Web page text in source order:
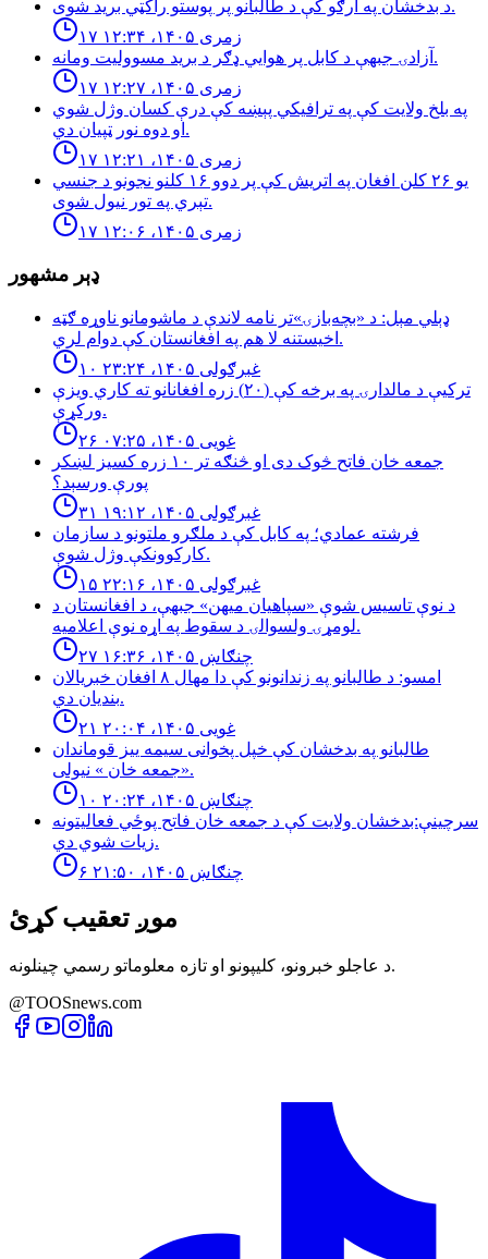
د بدخشان په ارګو کې د طالبانو پر پوستو راکټي برید شوی.
۱۷ زمری ۱۴۰۵، ۱۲:۳۴
آزادۍ جبهې د کابل پر هوايي ډګر د برید مسوولیت ومانه.
۱۷ زمری ۱۴۰۵، ۱۲:۲۷
په بلخ ولایت کې په ترافیکي پېښه کې درې کسان وژل شوي
او دوه نور ټپیان دي.
۱۷ زمری ۱۴۰۵، ۱۲:۲۱
یو ۲۶ کلن افغان په اتریش کې پر دوو ۱۶ کلنو نجونو د جنسي
تېري په تور نیول شوی.
۱۷ زمری ۱۴۰۵، ۱۲:۰۶
ډېر مشهور
ډېلي مېل: د «بچه‌بازۍ»تر نامه لاندې د ماشومانو ناوړه ګټه
اخیستنه لا هم په افغانستان کې دوام لري.
۱۰ غبرګولی ۱۴۰۵، ۲۳:۲۴
تركيې د مالدارۍ په برخه كې (٢٠) زره افغانانو ته كاري ويزې
وركړې.
۲۶ غویی ۱۴۰۵، ۰۷:۲۵
جمعه خان فاتح څوک دی او څنګه تر ۱۰ زره کسیز لښکر
پورې ورسېد؟
۳۱ غبرګولی ۱۴۰۵، ۱۹:۱۲
فرشته عمادي؛ په کابل کې د ملګرو ملتونو د سازمان
کارکوونکې وژل شوې.
۱۵ غبرګولی ۱۴۰۵، ۲۲:۱۶
د نوې تاسیس شوې «سپاهیان میهن» جبهې، د افغانستان د
لومړۍ ولسوالۍ د سقوط په اړه نوې اعلامیه.
۲۷ چنګاښ ۱۴۰۵، ۱۶:۳۶
امسو: د طالبانو په زندانونو كې دا مهال ٨ افغان خبريالان
بنديان دي.
۲۱ غویی ۱۴۰۵، ۲۰:۰۴
طالبانو په بدخشان كې خپل پخوانى سيمه ييز قوماندان
«جمعه خان » نيولى.
۱۰ چنګاښ ۱۴۰۵، ۲۰:۲۴
سرچینې:بدخشان ولایت کې د جمعه خان فاتح پوځي فعالیتونه
زیات شوي دي.
۶ چنګاښ ۱۴۰۵، ۲۱:۵۰
موږ تعقیب کړئ
د عاجلو خبرونو، کلیپونو او تازه معلوماتو رسمي چینلونه.
@TOOSnews.com